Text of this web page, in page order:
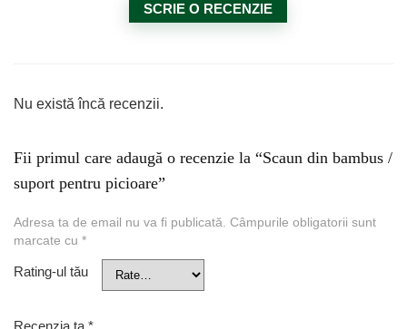
SCRIE O RECENZIE
Nu există încă recenzii.
Fii primul care adaugă o recenzie la “Scaun din bambus /
suport pentru picioare”
Adresa ta de email nu va fi publicată. Câmpurile obligatorii sunt
marcate cu *
Rating-ul tău
Recenzia ta *